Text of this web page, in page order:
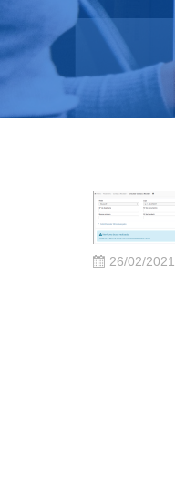
26/02/2021